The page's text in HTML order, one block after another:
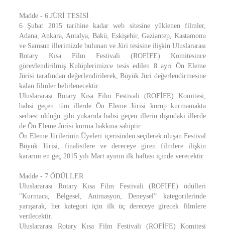
Madde - 6 JÜRİ TESİSİ
6 Şubat 2015 tarihine kadar web sitesine yüklenen filmler,
Adana, Ankara, Antalya, Bakü, Eskişehir, Gaziantep, Kastamonu
ve Samsun illerimizde bulunan ve Jüri tesisine ilişkin Uluslararası
Rotary Kısa Film Festivali (ROFİFE) Komitesince
görevlendirilmiş Kulüplerimizce tesis edilen 8 ayrı Ön Eleme
Jürisi tarafından değerlendirilerek, Büyük Jüri değerlendirmesine
kalan filmler belirlenecektir.
Uluslararası Rotary Kısa Film Festivali (ROFİFE) Komitesi,
bahsi geçen tüm illerde Ön Eleme Jürisi kurup kurmamakta
serbest olduğu gibi yukarıda bahsi geçen illerin dışındaki illerde
de Ön Eleme Jürisi kurma hakkına sahiptir.
Ön Eleme Jürilerinin Üyeleri içerisinden seçilerek oluşan Festival
Büyük Jürisi, finalistlere ve dereceye giren filmlere ilişkin
kararını en geç 2015 yılı Mart ayının ilk haftası içinde verecektir.
Madde - 7 ÖDÜLLER
Uluslararası Rotary Kısa Film Festivali (ROFİFE) ödülleri
"Kurmaca, Belgesel, Animasyon, Deneysel” kategorilerinde
yarışarak, her kategori için ilk üç dereceye girecek filmlere
verilecektir.
Uluslararası Rotary Kısa Film Festivali (ROFİFE) Komitesi